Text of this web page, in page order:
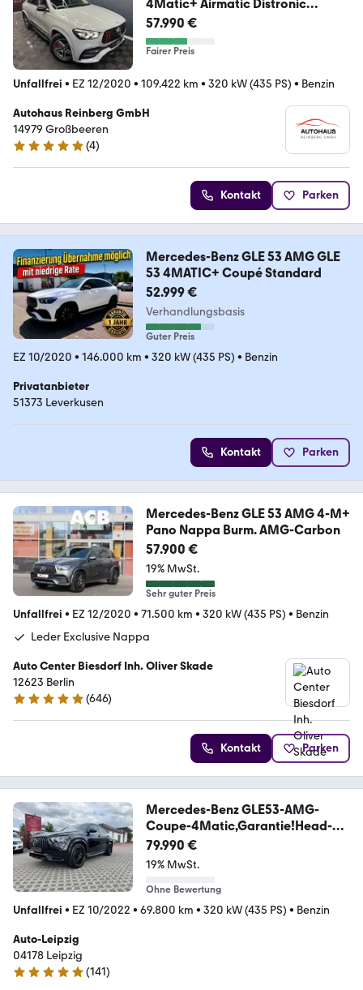
4Matic+ Airmatic Distronic
Panorama
57.990 €
Fairer Preis
Unfallfrei • EZ 12/2020 • 109.422 km • 320 kW (435 PS) • Benzin
Autohaus Reinberg GmbH
14979 Großbeeren
4.8 Sterne
(4)
Kontakt Parken
Mercedes-Benz GLE 53 AMG GLE
53 4MATIC+ Coupé Standard
52.999 €
Verhandlungsbasis
Guter Preis
EZ 10/2020 • 146.000 km • 320 kW (435 PS) • Benzin
Privatanbieter
51373 Leverkusen
Kontakt Parken
Mercedes-Benz GLE 53 AMG 4-M+
Pano Nappa Burm. AMG-Carbon
57.900 €
19% MwSt.
Sehr guter Preis
Unfallfrei • EZ 12/2020 • 71.500 km • 320 kW (435 PS) • Benzin
Leder Exclusive Nappa
Auto Center Biesdorf Inh. Oliver Skade
12623 Berlin
4.9 Sterne
(646)
Kontakt Parken
Mercedes-Benz GLE53-AMG-
Coupe-4Matic,Garantie!Head-
up,Pano....
79.990 €
19% MwSt.
Ohne Bewertung
Unfallfrei • EZ 10/2022 • 69.800 km • 320 kW (435 PS) • Benzin
Auto-Leipzig
04178 Leipzig
4.8 Sterne
(141)